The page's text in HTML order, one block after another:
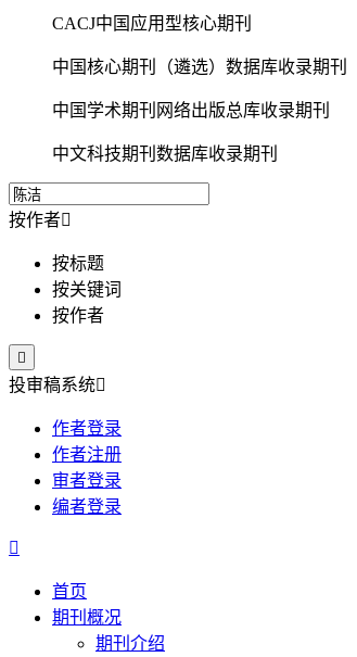
CACJ中国应用型核心期刊
中国核心期刊（遴选）数据库收录期刊
中国学术期刊网络出版总库收录期刊
中文科技期刊数据库收录期刊
按作者
按标题
按关键词
按作者

投审稿系统
作者登录
作者注册
审者登录
编者登录

首页
期刊概况
期刊介绍